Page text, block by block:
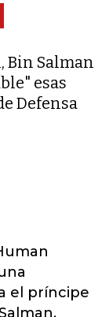
Bin Salman
esas
Defensa
el príncipe